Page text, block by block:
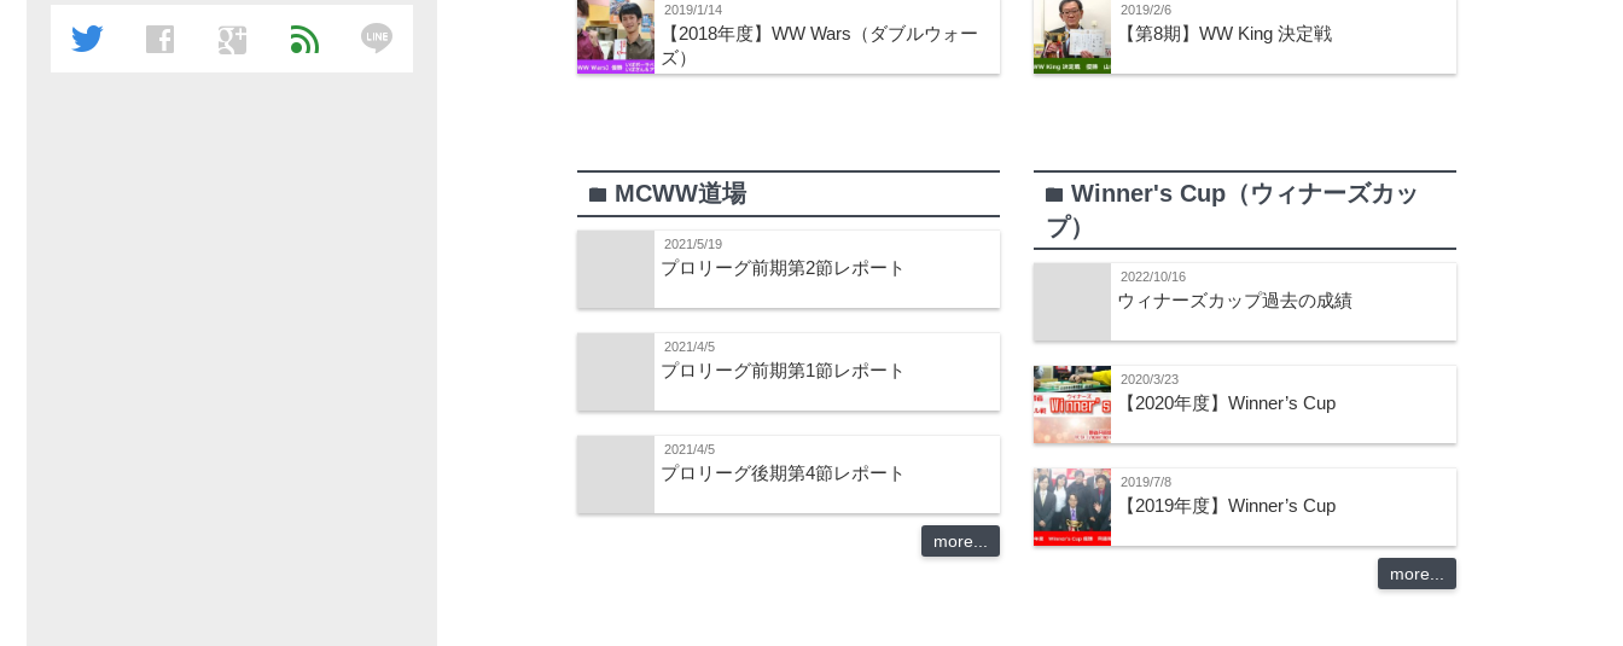
2019/1/14
【2018年度】WW Wars（ダブルウォー
ズ）
2019/2/6
【第8期】WW King 決定戦
folder MCWW道場
2021/5/19
プロリーグ前期第2節レポート
2021/4/5
プロリーグ前期第1節レポート
2021/4/5
プロリーグ後期第4節レポート
more...
folder Winner's Cup（ウィナーズカッ
プ）
2022/10/16
ウィナーズカップ過去の成績
2020/3/23
【2020年度】Winner’s Cup
2019/7/8
【2019年度】Winner’s Cup
more...
twitter facebook google feed line